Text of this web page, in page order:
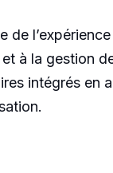
à la gestion
intégrés